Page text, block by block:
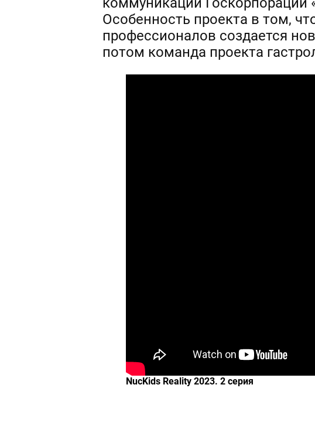
Особенность проекта в том,
профессионалов создается
потом команда проекта
NucKids Reality 2023. 2 серия